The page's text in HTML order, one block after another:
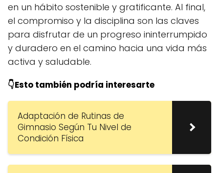
en un hábito sostenible y gratificante. Al final,
el compromiso y la disciplina son las claves
para disfrutar de un progreso ininterrumpido
y duradero en el camino hacia una vida más
activa y saludable.
👇Esto también podría interesarte
Adaptación de Rutinas de
Gimnasio Según Tu Nivel de
Condición Física